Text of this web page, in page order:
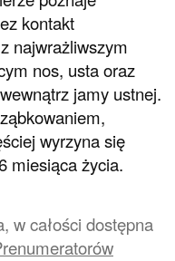
kontakt
najwrażliwszym
nos, usta oraz
jamy ustnej.
wyrzyna się
miesiąca życia.
w całości dostępna